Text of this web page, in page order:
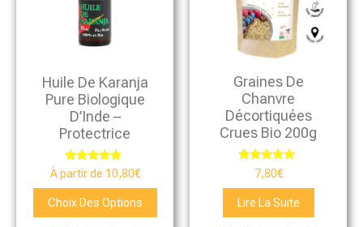
Huile De Karanja
Pure Biologique
D’Inde –
Protectrice
Note
5.00
sur 5
À partir de 10,80€
Choix Des Options
Graines De
Chanvre
Décortiquées
Crues Bio 200g
Note
5.00
sur 5
7,80€
Lire La Suite